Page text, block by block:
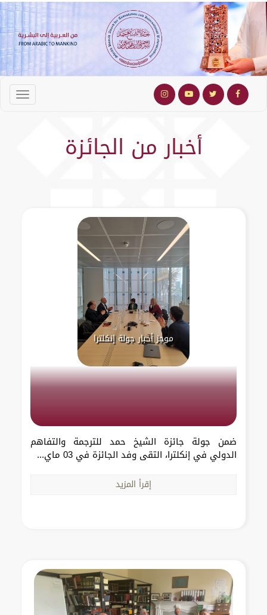
أخبار من الجائزة
موجز أخبار جولة إنكلترا
ضمن جولة جائزة الشيخ حمد للترجمة والتفاهم
الدولي في إنكلترا، التقى وفد الجائزة في 03 ماي...
إقرأ المزيد